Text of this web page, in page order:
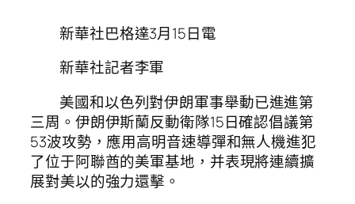
新華社巴格達3月15日電
新華社記者李軍
美國和以色列對伊朗軍事舉動已進進第
三周。伊朗伊斯蘭反動衛隊15日確認倡議第
53波攻勢，應用高明音速導彈和無人機進犯
了位于阿聯酋的美軍基地，并表現將連續擴
展對美以的強力還擊。